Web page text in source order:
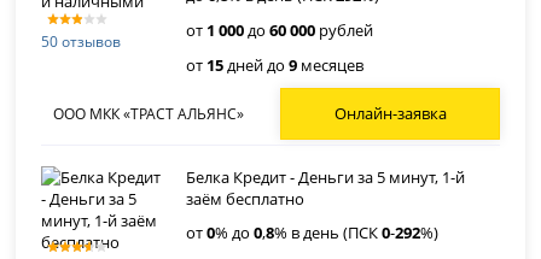
50 отзывов
от 1 000до60 000 рублей
от 15дней до9 месяцев
ООО МКК «ТРАСТ АЛЬЯНС» Онлайн-заявка
Белка Кредит - Деньги за 5 минут, 1-й
заём бесплатно
от0% до0,8% в день (ПСК0-292%)